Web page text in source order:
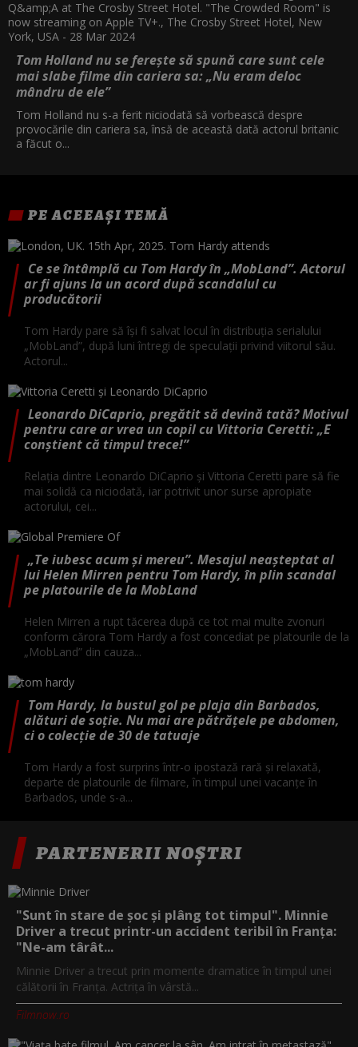
Tom Holland nu se ferește să spună care sunt cele
mai slabe filme din cariera sa: „Nu eram deloc
mândru de ele”
Tom Holland nu s-a ferit niciodată să vorbească despre
provocările din cariera sa, însă de această dată actorul britanic
a făcut o...
PE ACEEAȘI TEMĂ
Ce se întâmplă cu Tom Hardy în „MobLand”. Actorul
ar fi ajuns la un acord după scandalul cu
producătorii
Tom Hardy pare să își fi salvat locul în distribuția serialului
„MobLand”, după luni întregi de speculații privind viitorul său.
Actorul...
Leonardo DiCaprio, pregătit să devină tată? Motivul
pentru care ar vrea un copil cu Vittoria Ceretti: „E
conștient că timpul trece!”
Relația dintre Leonardo DiCaprio și Vittoria Ceretti pare să fie
mai solidă ca niciodată, iar potrivit unor surse apropiate
actorului, cei...
„Te iubesc acum și mereu”. Mesajul neașteptat al
lui Helen Mirren pentru Tom Hardy, în plin scandal
pe platourile de la MobLand
Helen Mirren a rupt tăcerea după ce tot mai multe zvonuri
conform cărora Tom Hardy a fost concediat pe platourile de la
„MobLand” din cauza...
Tom Hardy, la bustul gol pe plaja din Barbados,
alături de soție. Nu mai are pătrățele pe abdomen,
ci o colecție de 30 de tatuaje
Tom Hardy a fost surprins într-o ipostază rară și relaxată,
departe de platourile de filmare, în timpul unei vacanțe în
Barbados, unde s-a...
PARTENERII NOȘTRI
"Sunt în stare de șoc și plâng tot timpul". Minnie
Driver a trecut printr-un accident teribil în Franța:
"Ne-am târât...
Minnie Driver a trecut prin momente dramatice în timpul unei
călătorii în Franța. Actrița în vârstă...
Filmnow.ro